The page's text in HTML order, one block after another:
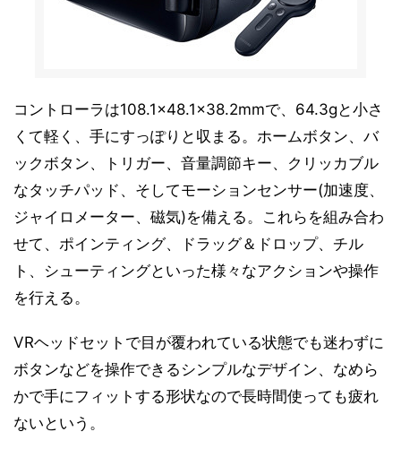
コントローラは108.1×48.1×38.2mmで、64.3gと小さ
くて軽く、手にすっぽりと収まる。ホームボタン、バ
ックボタン、トリガー、音量調節キー、クリッカブル
なタッチパッド、そしてモーションセンサー(加速度、
ジャイロメーター、磁気)を備える。これらを組み合わ
せて、ポインティング、ドラッグ＆ドロップ、チル
ト、シューティングといった様々なアクションや操作
を行える。
VRヘッドセットで目が覆われている状態でも迷わずに
ボタンなどを操作できるシンプルなデザイン、なめら
かで手にフィットする形状なので長時間使っても疲れ
ないという。